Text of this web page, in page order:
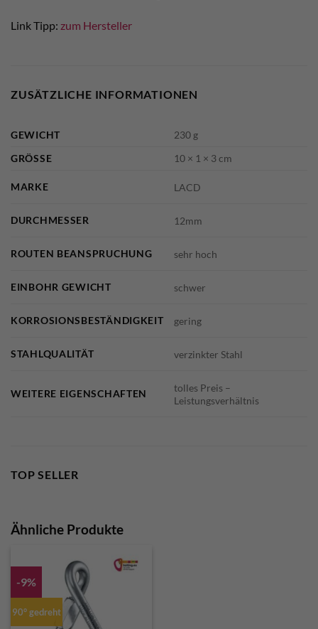
Link Tipp: zum Hersteller
ZUSÄTZLICHE INFORMATIONEN
GEWICHT
230 g
GRÖSSE
10 × 1 × 3 cm
MARKE LACD
DURCHMESSER 12mm
ROUTEN BEANSPRUCHUNG sehr hoch
EINBOHR GEWICHT schwer
KORROSIONSBESTÄNDIGKEIT gering
STAHLQUALITÄT verzinkter Stahl
WEITERE EIGENSCHAFTEN
tolles Preis –
Leistungsverhältnis
TOP SELLER
Ähnliche Produkte
-9%
90° gedreht